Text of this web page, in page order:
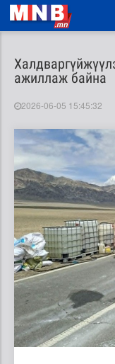
ажиллаж байна
2026-06-05 15:45:32